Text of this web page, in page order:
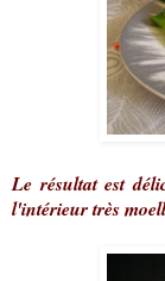
Le résultat est
l'intérieur très